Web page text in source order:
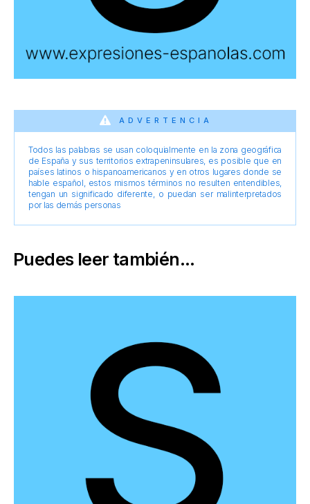
ADVERTENCIA
Todos las palabras se usan coloquialmente en la zona geográfica
de España y sus territorios extrapeninsulares, es posible que en
países latinos o hispanoamericanos y en otros lugares donde se
hable español, estos mismos términos no resulten entendibles,
tengan un significado diferente, o puedan ser malinterpretados
por las demás personas
Puedes leer también...